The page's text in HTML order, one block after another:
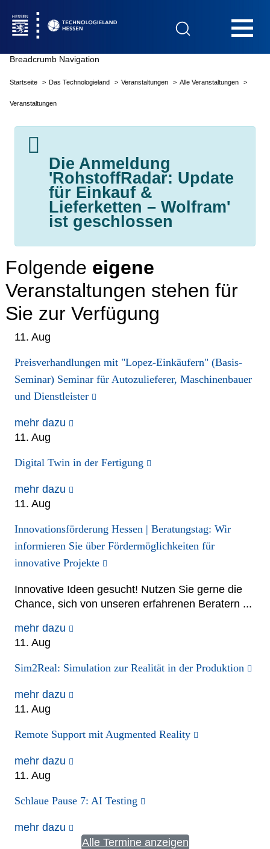
Das Technologieland
Innovationsfelder
Beratung & Förderung
Netzwerke
Breadcrumb Navigation
Startseite Das Technologieland Veranstaltungen Alle Veranstaltungen
Veranstaltungen
Die Anmeldung
'RohstoffRadar: Update
für Einkauf &
Lieferketten – Wolfram'
ist geschlossen
Folgende eigene
Veranstaltungen stehen für
Sie zur Verfügung
11. Aug
Preisverhandlungen mit "Lopez-Einkäufern" (Basis-
Seminar) Seminar für Autozulieferer, Maschinenbauer
und Dienstleister
mehr dazu
11. Aug
Digital Twin in der Fertigung
mehr dazu
11. Aug
Innovationsförderung Hessen | Beratungstag: Wir
informieren Sie über Fördermöglichkeiten für
innovative Projekte
Innovative Ideen gesucht! Nutzen Sie gerne die
Chance, sich von unseren erfahrenen Beratern ...
mehr dazu
11. Aug
Sim2Real: Simulation zur Realität in der Produktion
mehr dazu
11. Aug
Remote Support mit Augmented Reality
mehr dazu
11. Aug
Schlaue Pause 7: AI Testing
mehr dazu
Alle Termine anzeigen